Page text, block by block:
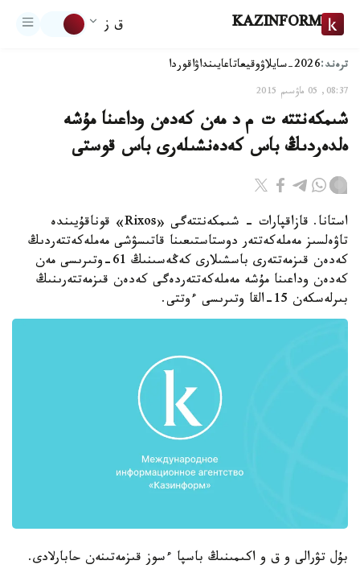
KAZINFORM ق ز
ترەند:2026-سايلاۋ وقيعاتاعايىنداۋاقوردا
08:37, 05 ماۋسىم 2015
شىمكەنتتە ت م د مەن كەدەن وداعىنا مۇشە
ەلدەردىڭ باس كەدەنشىلەرى باس قوستى
استانا. قازاقپارات - شىمكەنتتەگى «Rixos» قوناقۇيىندە
تاۋەلسىز مەملەكەتتەر دوستاستىعىنا قاتىسۋشى مەملەكەتتەردىڭ
كەدەن قىزمەتتەرى باسشىلارى كەڭەسىنىڭ 61-وتىرىسى مەن
كەدەن وداعىنا مۇشە مەملەكەتتەردەگى كەدەن قىزمەتتەرىنىڭ
بىرلەسكەن 15-القا وتىرىسى ءوتتى.
بۇل تۋرالى و ق و اكىمىنىڭ باسپا ءسوز قىزمەتىنەن حابارلادى.